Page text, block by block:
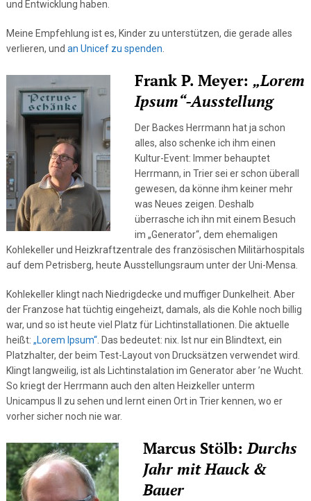
und Entwicklung haben.
Meine Empfehlung ist es, Kinder zu unterstützen, die gerade alles
verlieren, und an Unicef zu spenden
Frank P. Meyer: „Lorem
Ipsum“-Ausstellung
Der Backes Herrmann hat ja schon
alles, also schenke ich ihm einen
Kultur-Event: Immer behauptet
Herrmann, in Trier sei er schon überall
gewesen, da könne ihm keiner mehr
was Neues zeigen. Deshalb
überrasche ich ihn mit einem Besuch
im „Generator“, dem ehemaligen
Kohlekeller und Heizkraftzentrale des französischen Militärhospitals
auf dem Petrisberg, heute Ausstellungsraum unter der Uni-Mensa.
Kohlekeller klingt nach Niedrigdecke und muffiger Dunkelheit. Aber
der Franzose hat tüchtig eingeheizt, damals, als die Kohle noch billig
war, und so ist heute viel Platz für Lichtinstallationen. Die aktuelle
heißt: „Lorem Ipsum“. Das bedeutet: nix. Ist nur ein Blindtext, ein
Platzhalter, der beim Test-Layout von Drucksätzen verwendet wird.
Klingt langweilig, ist als Lichtinstalation im Generator aber ’ne Wucht.
So kriegt der Herrmann auch den alten Heizkeller unterm
Unicampus II zu sehen und lernt einen Ort in Trier kennen, wo er
vorher sicher noch nie war.
Marcus Stölb:Durchs
Jahr mit Hauck &
Bauer